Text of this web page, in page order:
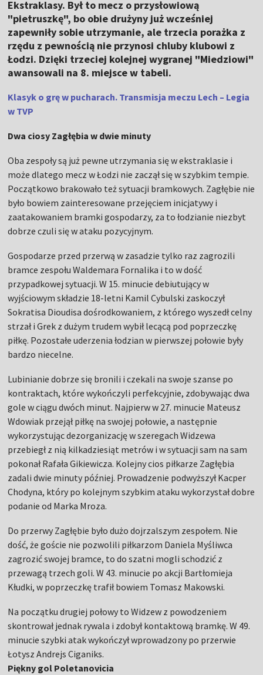
Ekstraklasy. Był to mecz o przysłowiową
"pietruszkę", bo obie drużyny już wcześniej
zapewniły sobie utrzymanie, ale trzecia porażka z
rzędu z pewnością nie przynosi chluby klubowi z
Łodzi. Dzięki trzeciej kolejnej wygranej "Miedziowi"
awansowali na 8. miejsce w tabeli.
Klasyk o grę w pucharach. Transmisja meczu Lech – Legia
w TVP
Dwa ciosy Zagłębia w dwie minuty
Oba zespoły są już pewne utrzymania się w ekstraklasie i
może dlatego mecz w Łodzi nie zaczął się w szybkim tempie.
Początkowo brakowało też sytuacji bramkowych. Zagłębie nie
było bowiem zainteresowane przejęciem inicjatywy i
zaatakowaniem bramki gospodarzy, za to łodzianie niezbyt
dobrze czuli się w ataku pozycyjnym.
Gospodarze przed przerwą w zasadzie tylko raz zagrozili
bramce zespołu Waldemara Fornalika i to w dość
przypadkowej sytuacji. W 15. minucie debiutujący w
wyjściowym składzie 18-letni Kamil Cybulski zaskoczył
Sokratisa Dioudisa dośrodkowaniem, z którego wyszedł celny
strzał i Grek z dużym trudem wybił lecącą pod poprzeczkę
piłkę. Pozostałe uderzenia łodzian w pierwszej połowie były
bardzo niecelne.
Lubinianie dobrze się bronili i czekali na swoje szanse po
kontraktach, które wykończyli perfekcyjnie, zdobywając dwa
gole w ciągu dwóch minut. Najpierw w 27. minucie Mateusz
Wdowiak przejął piłkę na swojej połowie, a następnie
wykorzystując dezorganizację w szeregach Widzewa
przebiegł z nią kilkadziesiąt metrów i w sytuacji sam na sam
pokonał Rafała Gikiewicza. Kolejny cios piłkarze Zagłębia
zadali dwie minuty później. Prowadzenie podwyższył Kacper
Chodyna, który po kolejnym szybkim ataku wykorzystał dobre
podanie od Marka Mroza.
Do przerwy Zagłębie było dużo dojrzalszym zespołem. Nie
dość, że goście nie pozwolili piłkarzom Daniela Myśliwca
zagrozić swojej bramce, to do szatni mogli schodzić z
przewagą trzech goli. W 43. minucie po akcji Bartłomieja
Kłudki, w poprzeczkę trafił bowiem Tomasz Makowski.
Na początku drugiej połowy to Widzew z powodzeniem
skontrował jednak rywala i zdobył kontaktową bramkę. W 49.
minucie szybki atak wykończył wprowadzony po przerwie
Łotysz Andrejs Ciganiks.
Piękny gol Poletanovicia